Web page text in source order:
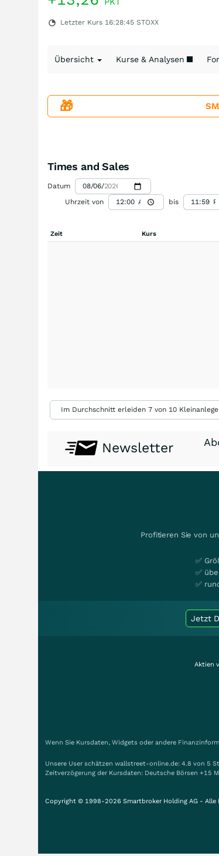
Letzter Kurs 16:28:45 STOXX
Übersicht Kurse & Analysen
🎁
Times and Sales
Datum
Uhrzeit von
bis
Zeit Kurs
Im Durchschnitt erleiden 7 von 10
Newsletter
Profitieren Sie von
✅
✅
✅
Jetzt
Aktien
Wenn Sie Kursdaten, Widgets oder andere
Unsere User schätzen wallstreet-online.de: 4.8 von 5
Zeitverzögerung der Kursdaten: Deutsche Börsen +15
Copyright © 1998-2026 Smartbroker Holding AG - Alle